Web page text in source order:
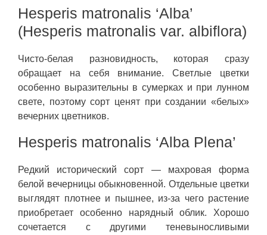
Hesperis matronalis ‘Alba’
(Hesperis matronalis var. albiflora)
Чисто-белая разновидность, которая сразу
обращает на себя внимание. Светлые цветки
особенно выразительны в сумерках и при лунном
свете, поэтому сорт ценят при создании «белых»
вечерних цветников.
Hesperis matronalis ‘Alba Plena’
Редкий исторический сорт — махровая форма
белой вечерницы обыкновенной. Отдельные цветки
выглядят плотнее и пышнее, из-за чего растение
приобретает особенно нарядный облик. Хорошо
сочетается с другими теневыносливыми